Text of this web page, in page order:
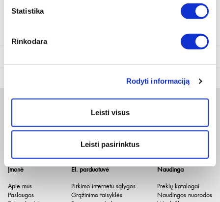
Statistika
Rinkodara
Rodyti informaciją
Leisti visus
Leisti pasirinktus
110 mm
Produkto svoris, kg 359 g
Įmonė
Apie mus
Paslaugos
El. parduotuvė
Pirkimo internetu sąlygos
Grąžinimo taisyklės
Naudinga
Prekių katalogai
Naudingos nuorodos